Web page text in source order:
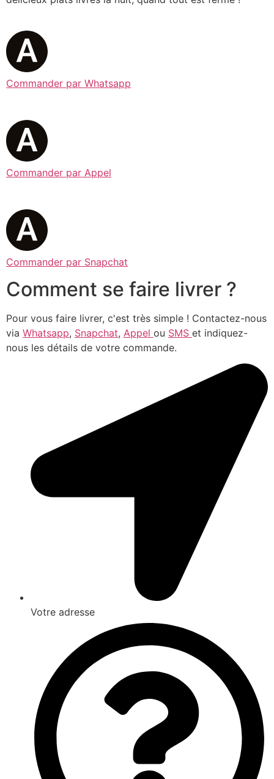
Commander par Whatsapp
Commander par Appel
Commander par Snapchat
Comment se faire livrer ?
Pour vous faire livrer, c'est très simple ! Contactez-nous
via Whatsapp, Snapchat, Appel ou SMS et indiquez-
nous les détails de votre commande.
Votre adresse